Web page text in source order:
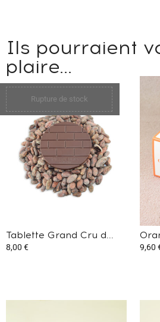
Ils pourraient
plaire...
Rupture de stock
Tablette Grand Cru d...
8,00 € 9,60